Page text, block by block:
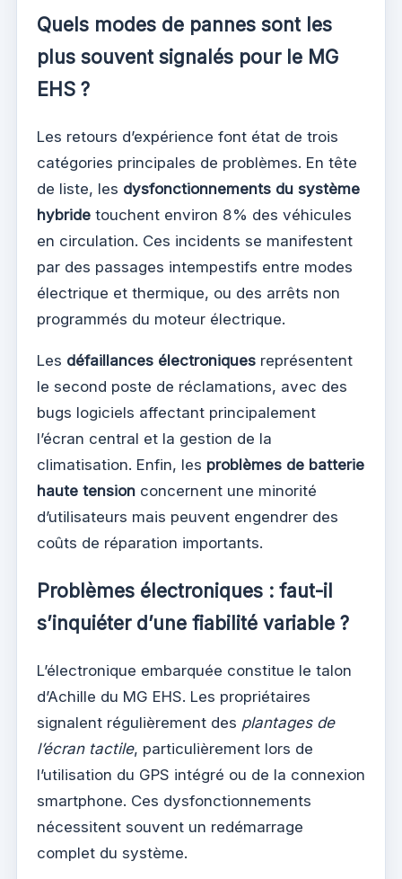
Quels modes de pannes sont les
plus souvent signalés pour le MG
EHS ?
Les retours d’expérience font état de trois
catégories principales de problèmes. En tête
de liste, les dysfonctionnements du système
hybride touchent environ 8% des véhicules
en circulation. Ces incidents se manifestent
par des passages intempestifs entre modes
électrique et thermique, ou des arrêts non
programmés du moteur électrique.
Les défaillances électroniques représentent
le second poste de réclamations, avec des
bugs logiciels affectant principalement
l’écran central et la gestion de la
climatisation. Enfin, les problèmes de batterie
haute tension concernent une minorité
d’utilisateurs mais peuvent engendrer des
coûts de réparation importants.
Problèmes électroniques : faut-il
s’inquiéter d’une fiabilité variable ?
L’électronique embarquée constitue le talon
d’Achille du MG EHS. Les propriétaires
signalent régulièrement des plantages de
l’écran tactile, particulièrement lors de
l’utilisation du GPS intégré ou de la connexion
smartphone. Ces dysfonctionnements
nécessitent souvent un redémarrage
complet du système.